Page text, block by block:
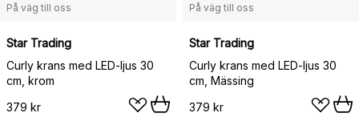
På väg till oss
Star Trading
Curly krans med LED-ljus 30
cm, krom
379 kr
På väg till oss
Star Trading
Curly krans med LED-ljus 30
cm, Mässing
379 kr